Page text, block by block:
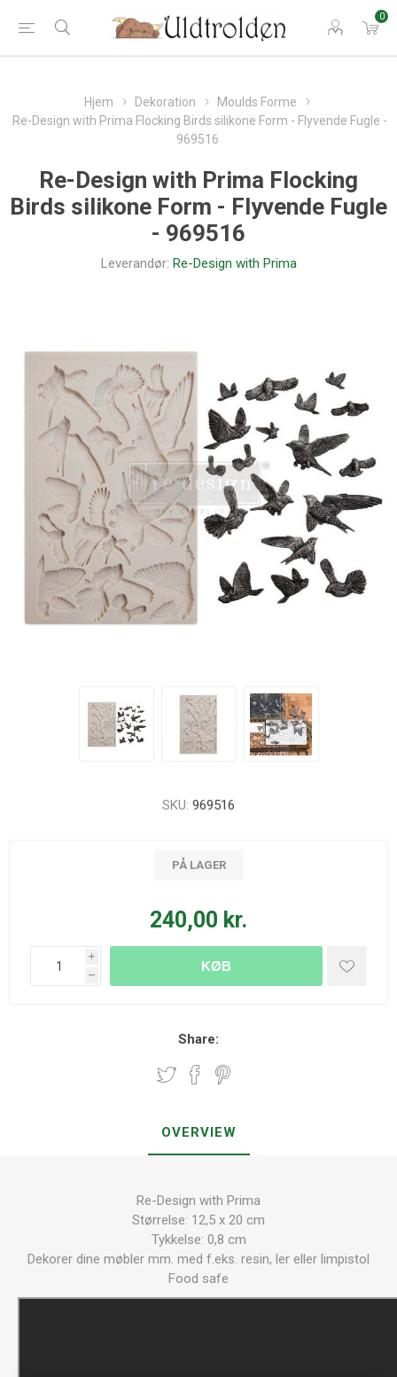
0
Hjem Dekoration
Moulds Forme
Re-Design with Prima Flocking Birds silikone Form - Flyvende Fugle -
969516
Re-Design with Prima Flocking
Birds silikone Form - Flyvende Fugle
- 969516
Leverandør: Re-Design with Prima
SKU: 969516
PÅ LAGER
240,00 kr.
i
h
KØB
Share:
OVERVIEW
Re-Design with Prima
Størrelse: 12,5 x 20 cm
Tykkelse: 0,8 cm
Dekorer dine møbler mm. med f.eks. resin, ler eller limpistol
Food safe